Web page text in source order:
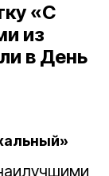
«С
из
в День